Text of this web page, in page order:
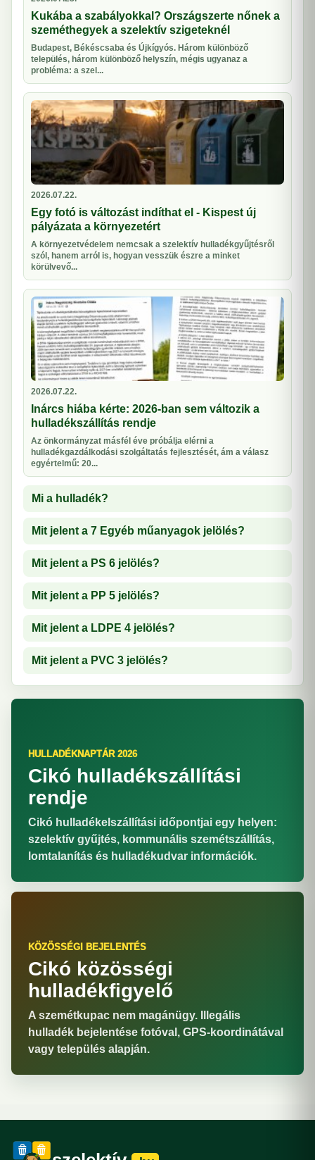
Kukába a szabályokkal? Országszerte nőnek a
szeméthegyek a szelektív szigeteknél
Budapest, Békéscsaba és Újkígyós. Három különböző
település, három különböző helyszín, mégis ugyanaz a
probléma: a szel...
2026.07.22.
Egy fotó is változást indíthat el - Kispest új
pályázata a környezetért
A környezetvédelem nemcsak a szelektív hulladékgyűjtésről
szól, hanem arról is, hogyan vesszük észre a minket
körülvevő...
2026.07.22.
Inárcs hiába kérte: 2026-ban sem változik a
hulladékszállítás rendje
Az önkormányzat másfél éve próbálja elérni a
hulladékgazdálkodási szolgáltatás fejlesztését, ám a válasz
egyértelmű: 20...
Mi a hulladék?
Mit jelent a 7 Egyéb műanyagok jelölés?
Mit jelent a PS 6 jelölés?
Mit jelent a PP 5 jelölés?
Mit jelent a LDPE 4 jelölés?
Mit jelent a PVC 3 jelölés?
HULLADÉKNAPTÁR 2026
Cikó hulladékszállítási
rendje
Cikó hulladékelszállítási időpontjai egy helyen:
szelektív gyűjtés, kommunális szemétszállítás,
lomtalanítás és hulladékudvar információk.
KÖZÖSSÉGI BEJELENTÉS
Cikó közösségi
hulladékfigyelő
A szemétkupac nem magánügy. Illegális
hulladék bejelentése fotóval, GPS-koordinátával
vagy település alapján.